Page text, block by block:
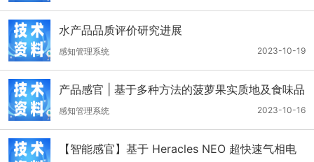
水产品品质评价研究进展
2023-10-19
感知管理系统
产品感官 | 基于多种方法的菠萝果实质地及食味品
质综合评价
2023-10-16
感知管理系统
【智能感官】基于 Heracles NEO 超快速气相电